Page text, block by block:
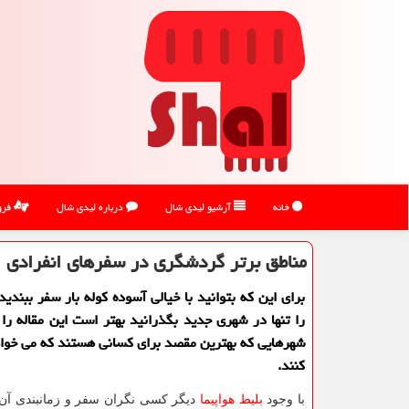
خانه آرشیو لیدی شال درباره لیدی شال
مناطق برتر گردشگری در سفرهای انفرادی
برای این كه بتوانید با خیالی آسوده كوله بار سفر
را تنها در شهری جدید بگذرانید بهتر است این مقاله
شهرهایی كه بهترین مقصد برای كسانی هستند كه می
كنند.
با وجود بلیط هواپیما دیگر کسی نگران سفر و زمانبندی